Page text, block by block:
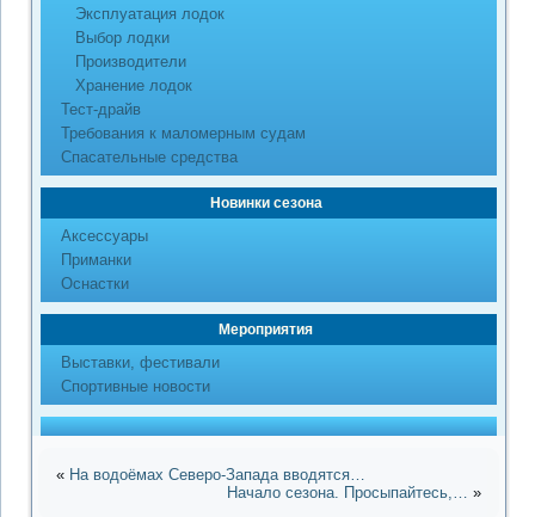
Эксплуатация лодок
Выбор лодки
Производители
Хранение лодок
Тест-драйв
Требования к маломерным судам
Спасательные средства
Новинки сезона
Аксессуары
Приманки
Оснастки
Мероприятия
Выставки, фестивали
Спортивные новости
« На водоёмах Северо-Запада вводятся…
Начало сезона. Просыпайтесь,…
»